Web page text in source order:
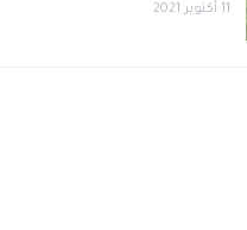
11 أكتوبر 2021